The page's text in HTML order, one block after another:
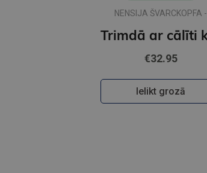
NENSIJA ŠVARCKOPFA -
€32.95
Ielikt grozā